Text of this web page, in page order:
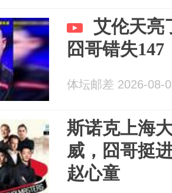
艾伦天亮
囧哥错失147
体坛邮差 2026-08-
斯诺克上海
威，囧哥挺
赵心童